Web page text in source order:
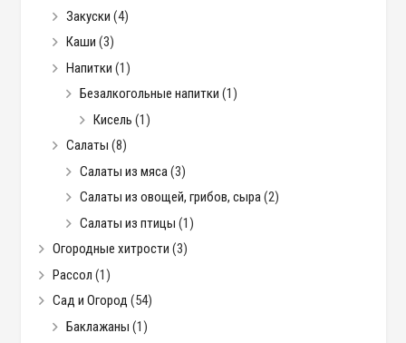
Закуски (4)
Каши (3)
Напитки (1)
Безалкогольные напитки (1)
Кисель (1)
Салаты (8)
Салаты из мяса(3)
Салаты из овощей, грибов, сыра(2)
Салаты из птицы (1)
Огородные хитрости (3)
Рассол (1)
Сад и Огород (54)
Баклажаны (1)